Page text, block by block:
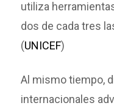
utiliza
dos de cada tres
(UNICEF)
Al mismo tiempo,
internacionales